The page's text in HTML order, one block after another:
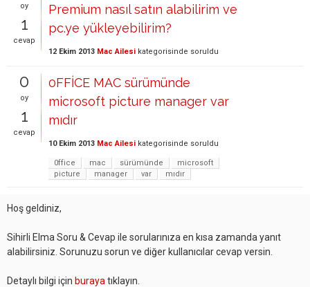
oy
1
cevap
Premium nasıl satın alabilirim ve
pc.ye yükleyebilirim?
12 Ekim 2013 Mac Ailesi kategorisinde soruldu
0
oy
1
cevap
0FFİCE MAC sürümünde
microsoft picture manager var
mıdır
10 Ekim 2013 Mac Ailesi kategorisinde soruldu
0ffice mac sürümünde
microsoft
picture
manager var mıdır
Hoş geldiniz,
Sihirli Elma Soru & Cevap ile sorularınıza en kısa zamanda yanıt
alabilirsiniz. Sorunuzu sorun ve diğer kullanıcılar cevap versin.
Detaylı bilgi için buraya tıklayın.